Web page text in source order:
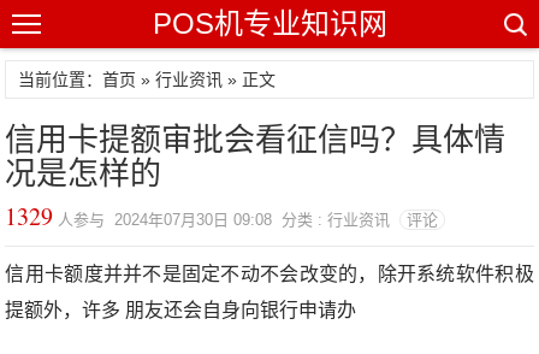
POS机专业知识网
当前位置：首页 »行业资讯 » 正文
信用卡提额审批会看征信吗？具体情
况是怎样的
1329 人参与 2024年07月30日 09:08 分类 : 行业资讯 评论
信用卡额度并并不是固定不动不会改变的，除开系统软件积极
提额外，许多 朋友还会自身向银行申请办